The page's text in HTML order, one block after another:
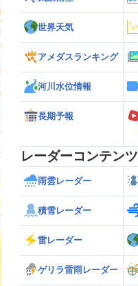
世界天気
アメダスランキング
河川水位情報
長期予報
レーダーコンテンツ
雨雲レーダー
積雪レーダー
雷レーダー
ゲリラ雷雨レーダー